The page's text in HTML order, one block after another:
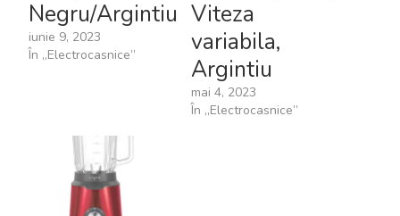
Negru/Argintiu
iunie 9, 2023
În „Electrocasnice”
Viteza
variabila,
Argintiu
mai 4, 2023
În „Electrocasnice”